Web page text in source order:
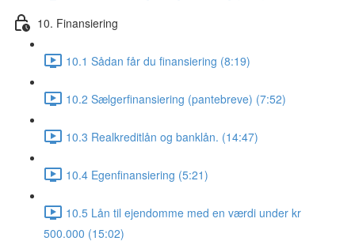
10. Finansiering
10.1 Sådan får du finansiering (8:19)
10.2 Sælgerfinansiering (pantebreve) (7:52)
10.3 Realkreditlån og banklån. (14:47)
10.4 Egenfinansiering (5:21)
10.5 Lån til ejendomme med en værdi under kr
500.000 (15:02)